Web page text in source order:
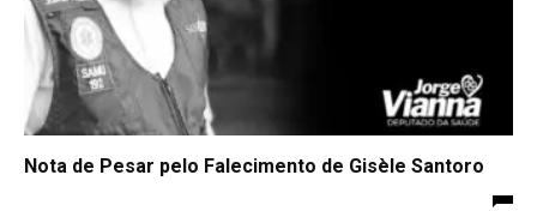
Nota de Pesar pelo Falecimento de Gisèle Santoro